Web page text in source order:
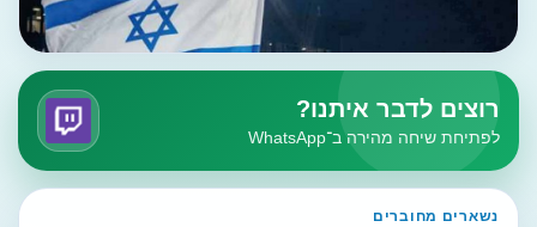
רוצים לדבר איתנו?
לפתיחת שיחה מהירה ב־WhatsApp
נשארים מחוברים